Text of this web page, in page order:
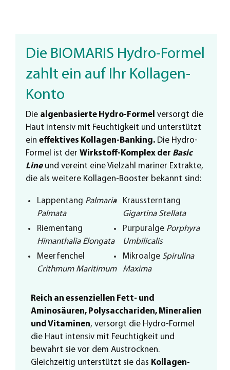
Die BIOMARIS Hydro-Formel
zahlt ein auf Ihr Kollagen-
Konto
Die algenbasierte Hydro-Formel versorgt die
Haut intensiv mit Feuchtigkeit und unterstützt
ein effektives Kollagen-Banking. Die Hydro-
Formel ist der Wirkstoff-Komplex der Basic
Lineund vereint eine Vielzahl mariner Extrakte,
die als weitere Kollagen-Booster bekannt sind:
Lappentang Palmaria
Palmata
Kraussterntang
Gigartina Stellata
Riementang
Himanthalia Elongata
Purpuralge Porphyra
Umbilicalis
Meerfenchel
Crithmum Maritimum
Mikroalge Spirulina
Maxima
Reich an essenziellen Fett- und
Aminosäuren, Polysacchariden, Mineralien
und Vitaminen, versorgt die Hydro-Formel
die Haut intensiv mit Feuchtigkeit und
bewahrt sie vor dem Austrocknen.
Gleichzeitig unterstützt sie das Kollagen-